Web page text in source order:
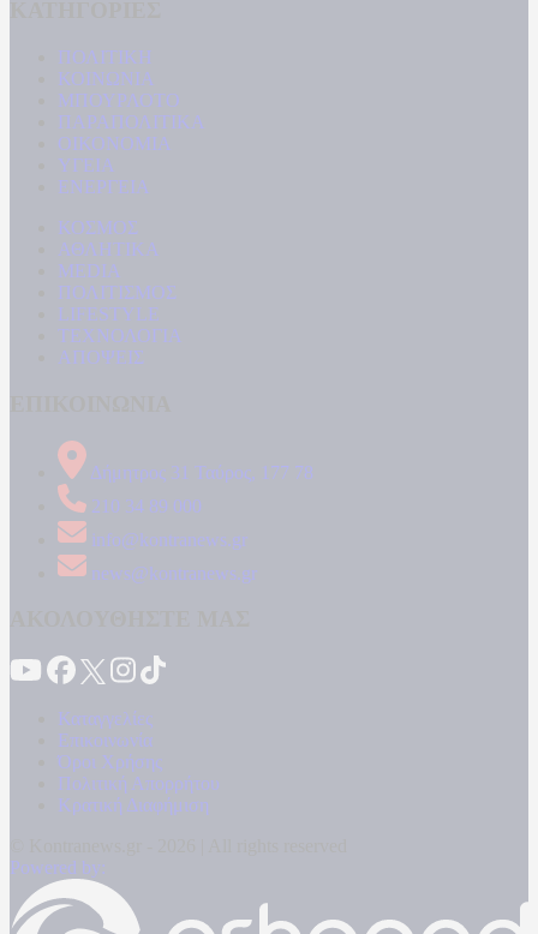
ΠΟΛΙΤΙΚΗ
ΚΟΙΝΩΝΙΑ
ΜΠΟΥΡΛΟΤΟ
ΠΑΡΑΠΟΛΙΤΙΚΑ
ΟΙΚΟΝΟΜΙΑ
ΥΓΕΙΑ
ΕΝΕΡΓΕΙΑ
ΚΟΣΜΟΣ
ΑΘΛΗΤΙΚΑ
MEDIA
ΠΟΛΙΤΙΣΜΟΣ
LIFESTYLE
ΤΕΧΝΟΛΟΓΙΑ
ΑΠΟΨΕΙΣ
Δήμητρος 31 Ταύρος, 177 78
210 34 89 000
info@kontranews.gr
news@kontranews.gr
Καταγγελίες
Επικοινωνία
Όροι Χρήσης
Πολιτική Απορρήτου
Κρατική Διαφήμιση
Powered by: